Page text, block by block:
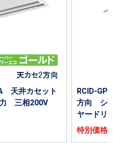
天井カセット
三相200V
RCID-
方向 シ
ヤードリ
特別価